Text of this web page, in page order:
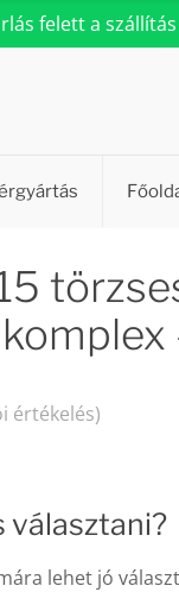
felett a szállítás
értékelés)
választani?
lehet jó